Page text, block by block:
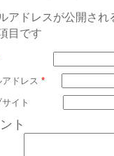
アドレスが公開さ
目です
アドレス *
イト
ト